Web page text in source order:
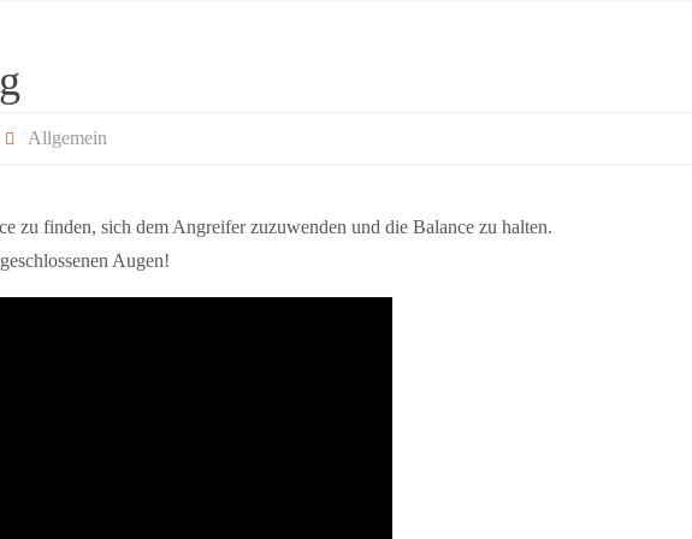
Allgemein
zu finden, sich dem Angreifer zuzuwenden und die Balance zu halten.
Augen!